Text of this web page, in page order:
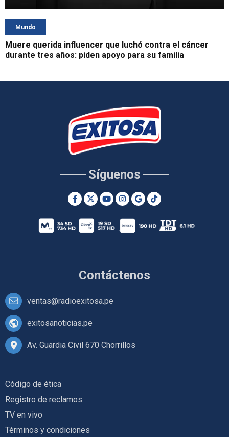
Mundo
Muere querida influencer que luchó contra el cáncer
durante tres años: piden apoyo para su familia
Contáctenos
ventas@radioexitosa.pe
exitosanoticias.pe
Av. Guardia Civil 670 Chorrillos
Síguenos
Código de ética
Registro de reclamos
TV en vivo
Términos y condiciones